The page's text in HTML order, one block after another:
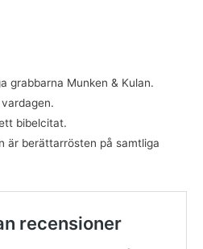
grabbarna Munken & Kulan.
bibelcitat.
är berättarrösten på samtliga